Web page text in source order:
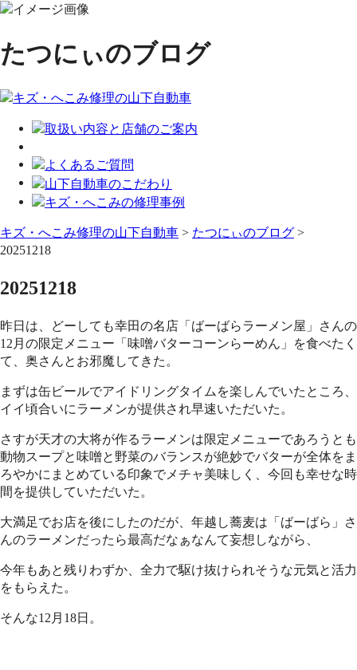
たつにぃのブログ
キズ・へこみ修理の山下自動車 > たつにぃのブログ >
20251218
20251218
昨日は、どーしても幸田の名店「ばーばらラーメン屋」さんの
12月の限定メニュー「味噌バターコーンらーめん」を食べたく
て、奥さんとお邪魔してきた。
まずは缶ビールでアイドリングタイムを楽しんでいたところ、
イイ頃合いにラーメンが提供され早速いただいた。
さすが天才の大将が作るラーメンは限定メニューであろうとも
動物スープと味噌と野菜のバランスが絶妙でバターが全体をま
ろやかにまとめている印象でメチャ美味しく、今回も幸せな時
間を提供していただいた。
大満足でお店を後にしたのだが、年越し蕎麦は「ばーばら」さ
んのラーメンだったら最高だなぁなんて妄想しながら、
今年もあと残りわずか、全力で駆け抜けられそうな元気と活力
をもらえた。
そんな12月18日。